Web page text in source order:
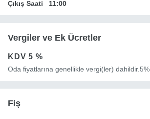
Çıkış Saati 11:00
Vergiler ve Ek Ücretler
KDV5 %
Oda fiyatlarına genellikle vergi(ler) dahildir.5%
Fiş